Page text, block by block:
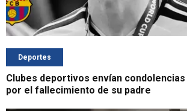
Deportes
Clubes deportivos envían
por el fallecimiento de su padre